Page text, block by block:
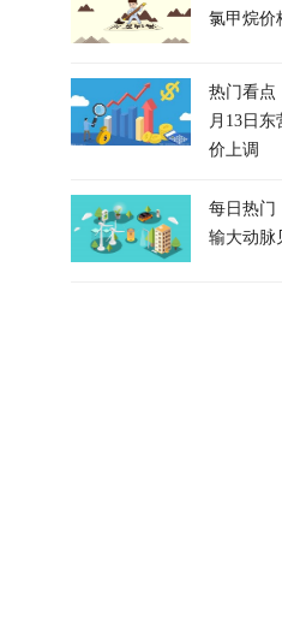
氯甲烷价
热门看点
月13日
价上调
每日热门
输大动脉